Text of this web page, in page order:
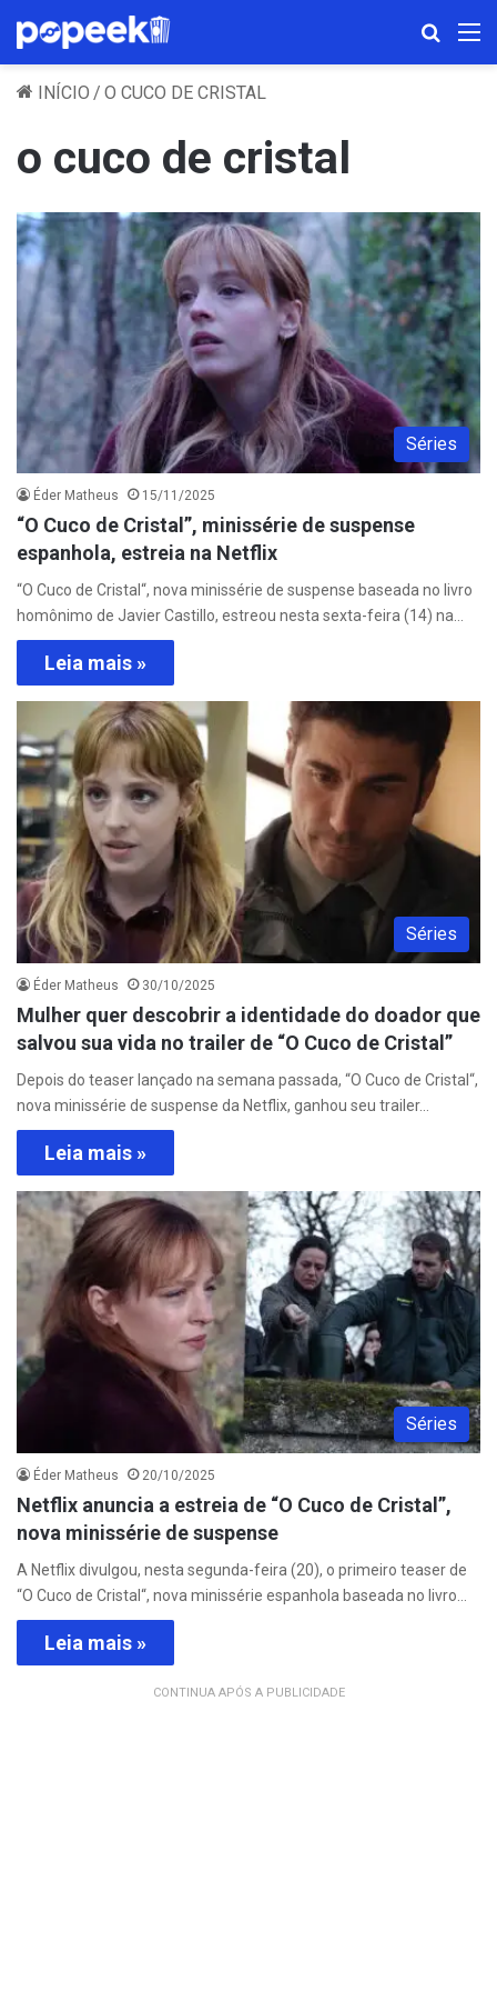
INÍCIO / O CUCO DE CRISTAL
o cuco de cristal
Séries
Éder Matheus 15/11/2025
“O Cuco de Cristal”, minissérie de suspense
espanhola, estreia na Netflix
“O Cuco de Cristal“, nova minissérie de suspense baseada no livro
homônimo de Javier Castillo, estreou nesta sexta-feira (14) na…
Leia mais »
Séries
Éder Matheus 30/10/2025
Mulher quer descobrir a identidade do doador que
salvou sua vida no trailer de “O Cuco de Cristal”
Depois do teaser lançado na semana passada, “O Cuco de Cristal“,
nova minissérie de suspense da Netflix, ganhou seu trailer…
Leia mais »
Séries
Éder Matheus 20/10/2025
Netflix anuncia a estreia de “O Cuco de Cristal”,
nova minissérie de suspense
A Netflix divulgou, nesta segunda-feira (20), o primeiro teaser de
“O Cuco de Cristal“, nova minissérie espanhola baseada no livro…
Leia mais »
CONTINUA APÓS A PUBLICIDADE